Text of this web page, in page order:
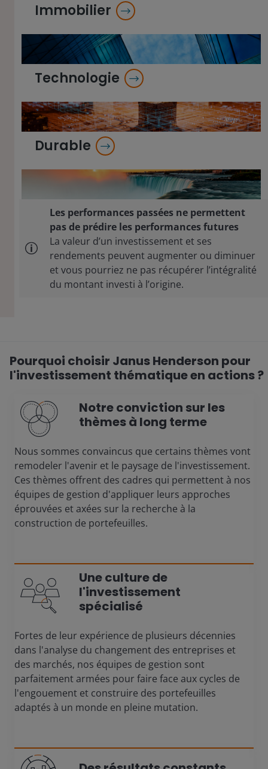
Immobilier
Technologie
Durable
Les performances passées ne permettent
pas de prédire les performances futures
La valeur d’un investissement et ses
rendements peuvent augmenter ou diminuer
et vous pourriez ne pas récupérer l’intégralité
du montant investi à l’origine.
Pourquoi choisir Janus Henderson pour
l'investissement thématique en actions ?
Notre conviction sur les
thèmes à long terme
Nous sommes convaincus que certains thèmes vont
remodeler l'avenir et le paysage de l'investissement.
Ces thèmes offrent des cadres qui permettent à nos
équipes de gestion d'appliquer leurs approches
éprouvées et axées sur la recherche à la
construction de portefeuilles.
Une culture de
l'investissement
spécialisé
Fortes de leur expérience de plusieurs décennies
dans l'analyse du changement des entreprises et
des marchés, nos équipes de gestion sont
parfaitement armées pour faire face aux cycles de
l'engouement et construire des portefeuilles
adaptés à un monde en pleine mutation.